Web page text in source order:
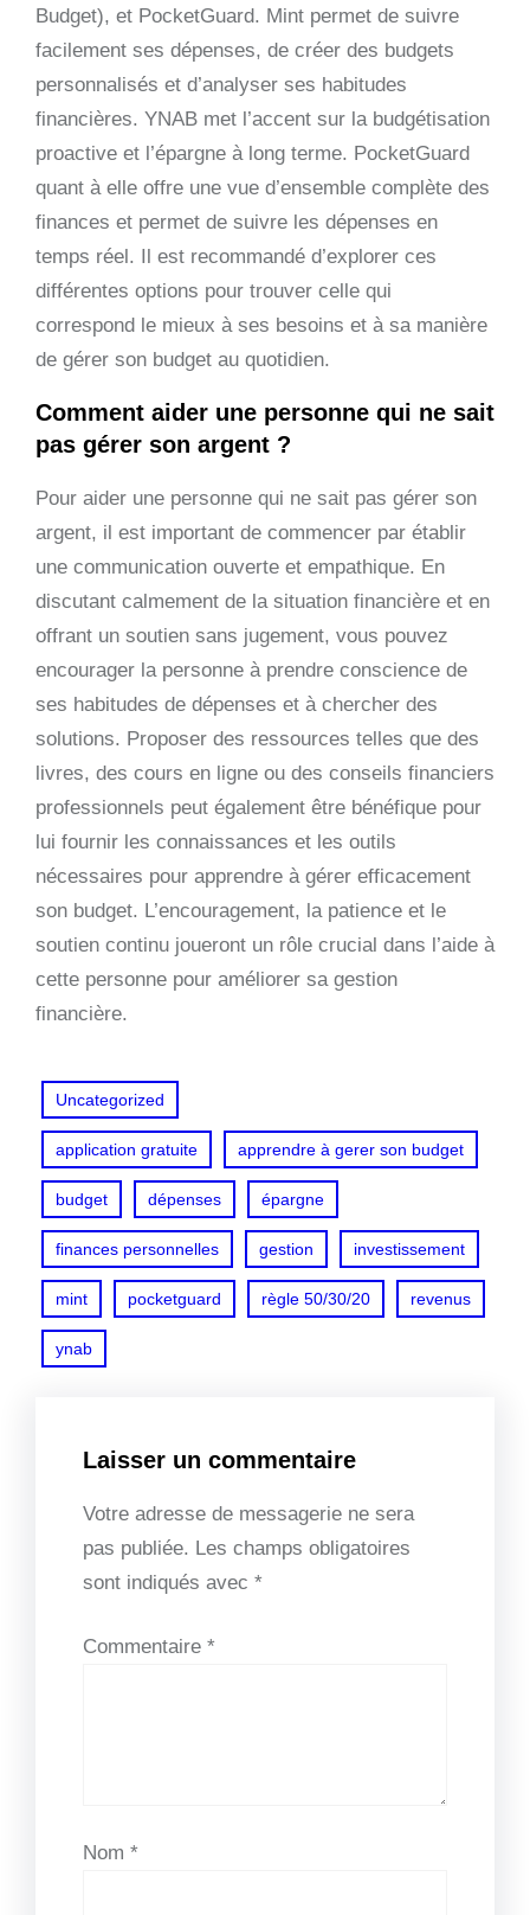
Budget), et PocketGuard. Mint permet de suivre
facilement ses dépenses, de créer des budgets
personnalisés et d’analyser ses habitudes
financières. YNAB met l’accent sur la budgétisation
proactive et l’épargne à long terme. PocketGuard
quant à elle offre une vue d’ensemble complète des
finances et permet de suivre les dépenses en
temps réel. Il est recommandé d’explorer ces
différentes options pour trouver celle qui
correspond le mieux à ses besoins et à sa manière
de gérer son budget au quotidien.
Comment aider une personne qui ne sait
pas gérer son argent ?
Pour aider une personne qui ne sait pas gérer son
argent, il est important de commencer par établir
une communication ouverte et empathique. En
discutant calmement de la situation financière et en
offrant un soutien sans jugement, vous pouvez
encourager la personne à prendre conscience de
ses habitudes de dépenses et à chercher des
solutions. Proposer des ressources telles que des
livres, des cours en ligne ou des conseils financiers
professionnels peut également être bénéfique pour
lui fournir les connaissances et les outils
nécessaires pour apprendre à gérer efficacement
son budget. L’encouragement, la patience et le
soutien continu joueront un rôle crucial dans l’aide à
cette personne pour améliorer sa gestion
financière.
Uncategorized
application gratuite apprendre à gerer son budget
budget dépenses épargne
finances personnelles gestion investissement
mint pocketguard règle 50/30/20 revenus
ynab
Laisser un commentaire
Votre adresse de messagerie ne sera
pas publiée. Les champs obligatoires
sont indiqués avec *
Commentaire *
Nom *